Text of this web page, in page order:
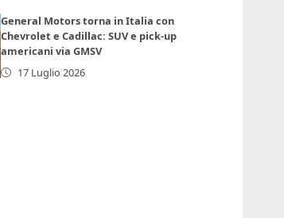
General Motors torna in Italia con
Chevrolet e Cadillac: SUV e pick-up
americani via GMSV
17 Luglio 2026